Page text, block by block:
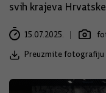
svih krajeva
15.07.2025.
Preuzmite fotografiju